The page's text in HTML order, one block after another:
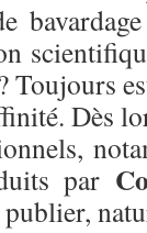
Toujours
Dès
par